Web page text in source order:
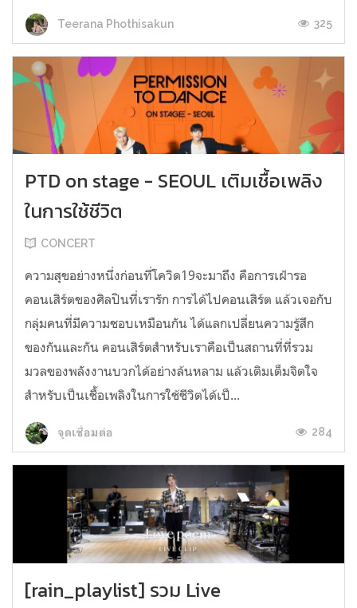
Teerana Phothisakun 325
PTD on stage - SEOUL เติมเชื้อเพลิง
ในการใช้ชีวิต
CONCERT
ความสุขอย่างหนึ่งก่อนที่โควิด19จะมาถึง คือการเฝ้ารอ
คอนเสิร์ตของศิลปินที่เรารัก การได้ไปคอนเสิร์ต แล้วเจอกับ
กลุ่มคนที่มีความชอบเหมือนกัน ได้แลกเปลี่ยนความรู้สึก
ของกันและกัน คอนเสิร์ตสำหรับเราคือเป็นสถานที่ที่รวม
มวลของพลังงานบวกได้อย่างล้นหลาม แล้วเติมเต็มจิตใจ
สำหรับเป็นเชื้อเพลิงในการใช้ชีวิตได้เป็...
จุดเชื่อมต่อ 284
[rain_playlist] รวม Live